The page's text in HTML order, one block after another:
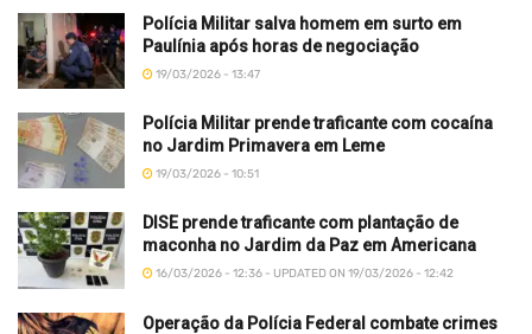
Polícia Militar salva homem em surto em
Paulínia após horas de negociação
19/03/2026 - 13:47
Polícia Militar prende traficante com cocaína
no Jardim Primavera em Leme
19/03/2026 - 10:51
DISE prende traficante com plantação de
maconha no Jardim da Paz em Americana
16/03/2026 - 12:36 - UPDATED ON 19/03/2026 - 12:42
Operação da Polícia Federal combate crimes